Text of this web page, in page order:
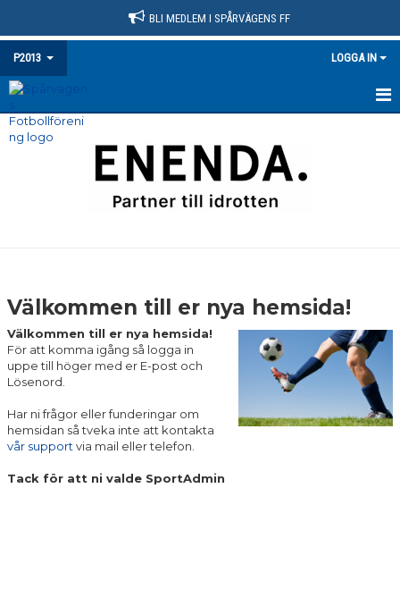
BLI MEDLEM I SPÅRVÄGENS FF
P2013 LOGGA IN
HEM
DOKUMENT
Välkommen till er nya hemsida!
Välkommen till er nya hemsida!
För att komma igång så logga in
uppe till höger med er E-post och
Lösenord.
Har ni frågor eller funderingar om
hemsidan så tveka inte att kontakta
vår support via mail eller telefon.
Tack för att ni valde SportAdmin